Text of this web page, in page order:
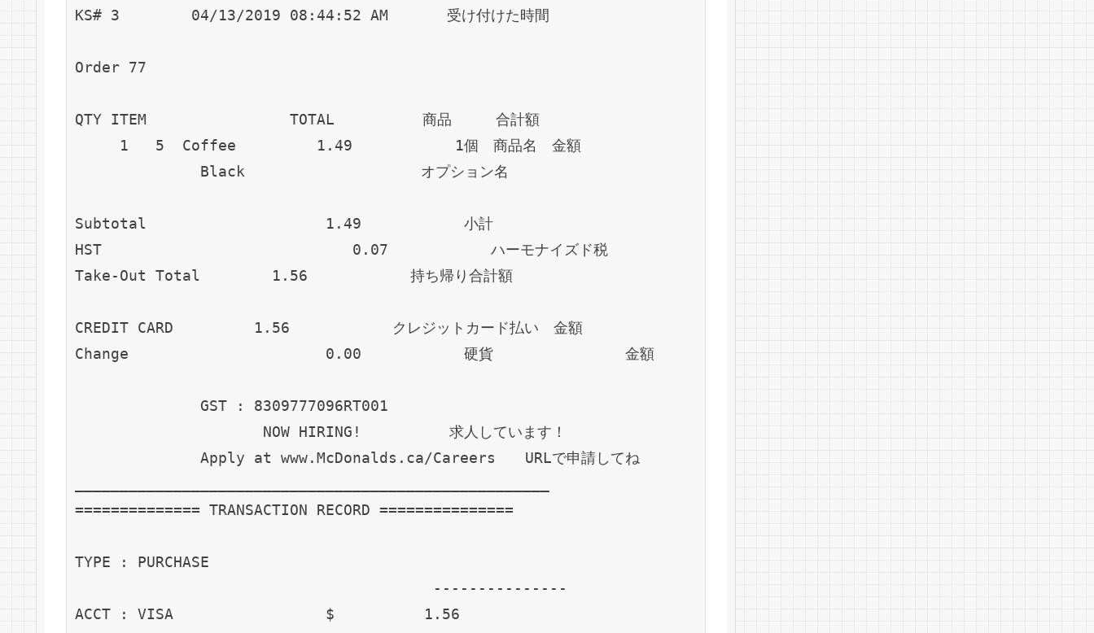
KS# 3        04/13/2019 08:44:52 AM　　　　受け付けた時間
Order 77
QTY ITEM                TOTAL　　　　　　商品　　　合計額
1   5  Coffee         1.49　　　　　　　1個　商品名　金額
Black　　　　　　　　　　　　オプション名
Subtotal                    1.49　　　　　　　小計
HST                            0.07　　　　　　　ハーモナイズド税
Take-Out Total        1.56　　　　　　　持ち帰り合計額
CREDIT CARD         1.56　　　　　　　クレジットカード払い　金額
Change                      0.00　　　　　　　硬貨　　　　　　　　　金額
GST : 8309777096RT001
NOW HIRING!　　　　　　求人しています！
Apply at www.McDonalds.ca/Careers　　URLで申請してね
============== TRANSACTION RECORD ===============
TYPE : PURCHASE
---------------
ACCT : VISA                 $          1.56